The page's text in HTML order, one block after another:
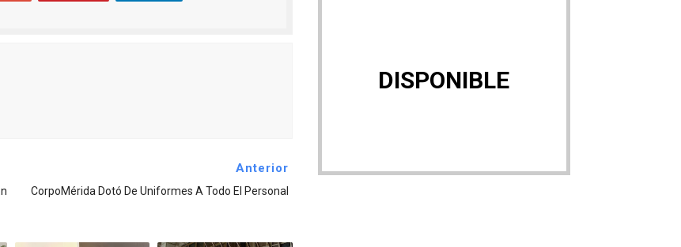
Anterior
CorpoMérida Dotó De Uniformes A Todo El Personal
DISPONIBLE